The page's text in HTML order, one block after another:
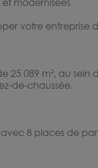
modernisées
votre entreprise
25 089 m², au
de-chaussée.
avec 8 places de